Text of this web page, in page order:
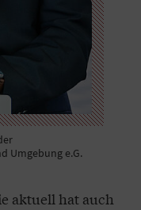
Umgebung e.G.
aktuell hat auch